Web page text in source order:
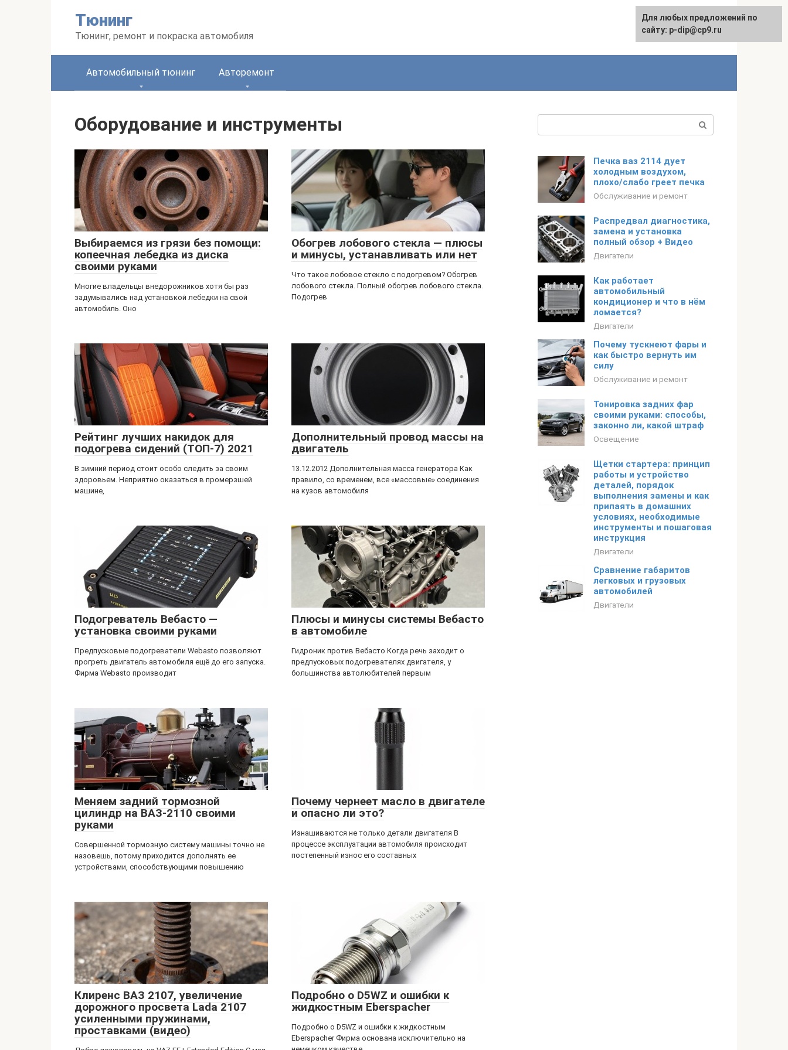
Тюнинг
Тюнинг, ремонт и покраска автомобиля
Автомобильный тюнинг Авторемонт
Оборудование и инструменты
Выбираемся из грязи без помощи:
копеечная лебедка из диска
своими руками
Многие владельцы внедорожников хотя бы раз
задумывались над установкой лебедки на свой
автомобиль. Оно
Обогрев лобового стекла — плюсы
и минусы, устанавливать или нет
Что такое лобовое стекло с подогревом? Обогрев
лобового стекла. Полный обогрев лобового стекла.
Подогрев
Рейтинг лучших накидок для
подогрева сидений (ТОП-7) 2021
В зимний период стоит особо следить за своим
здоровьем. Неприятно оказаться в промерзшей
машине,
Дополнительный провод массы на
двигатель
13.12.2012 Дополнительная масса генератора Как
правило, со временем, все «массовые» соединения
на кузов автомобиля
Подогреватель Вебасто —
установка своими руками
Предпусковые подогреватели Webasto позволяют
прогреть двигатель автомобиля ещё до его запуска.
Фирма Webasto производит
Плюсы и минусы системы Вебасто
в автомобиле
Гидроник против Вебасто Когда речь заходит о
предпусковых подогревателях двигателя, у
большинства автолюбителей первым
Меняем задний тормозной
цилиндр на ВАЗ-2110 своими
руками
Совершенной тормозную систему машины точно не
назовешь, потому приходится дополнять ее
устройствами, способствующими повышению
Почему чернеет масло в двигателе
и опасно ли это?
Изнашиваются не только детали двигателя В
процессе эксплуатации автомобиля происходит
постепенный износ его составных
Клиренс ВАЗ 2107, увеличение
дорожного просвета Lada 2107
усиленными пружинами,
проставками (видео)
Подробно о D5WZ и ошибки к
жидкостным Eberspacher
Подробно о D5WZ и ошибки к жидкостным
Eberspacher Фирма основана исключительно на
Печка ваз 2114 дует
холодным воздухом,
плохо/слабо греет печка
Обслуживание и ремонт
Распредвал диагностика,
замена и установка
полный обзор + Видео
Двигатели
Как работает
автомобильный
кондиционер и что в нём
ломается?
Двигатели
Почему тускнеют фары и
как быстро вернуть им
силу
Обслуживание и ремонт
Тонировка задних фар
своими руками: способы,
законно ли, какой штраф
Освещение
Щетки стартера: принцип
работы и устройство
деталей, порядок
выполнения замены и как
припаять в домашних
условиях, необходимые
инструменты и пошаговая
инструкция
Двигатели
Сравнение габаритов
легковых и грузовых
автомобилей
Двигатели
Для любых предложений по
сайту: p-dip@cp9.ru